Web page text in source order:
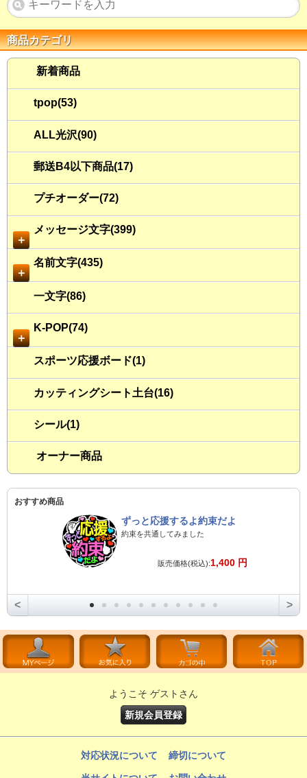
商品カテゴリ
新着商品
tpop(53)
ALL光沢(90)
郵送B4以下商品(17)
プチオーダー(72)
＋
メッセージ文字(399)
＋
名前文字(435)
一文字(86)
＋
K-POP(74)
スポーツ応援ボード(1)
カッティングシート土台(16)
シール(1)
オーナー商品
おすすめ商品
ずっと応援するよ約束だよ
約束を共通してみました
販売価格(税込):1,400 円
< >
ようこそ ゲストさん
新規会員登録
対応状況について 締切について